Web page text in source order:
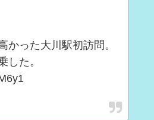
かった大川駅初訪問。
した。